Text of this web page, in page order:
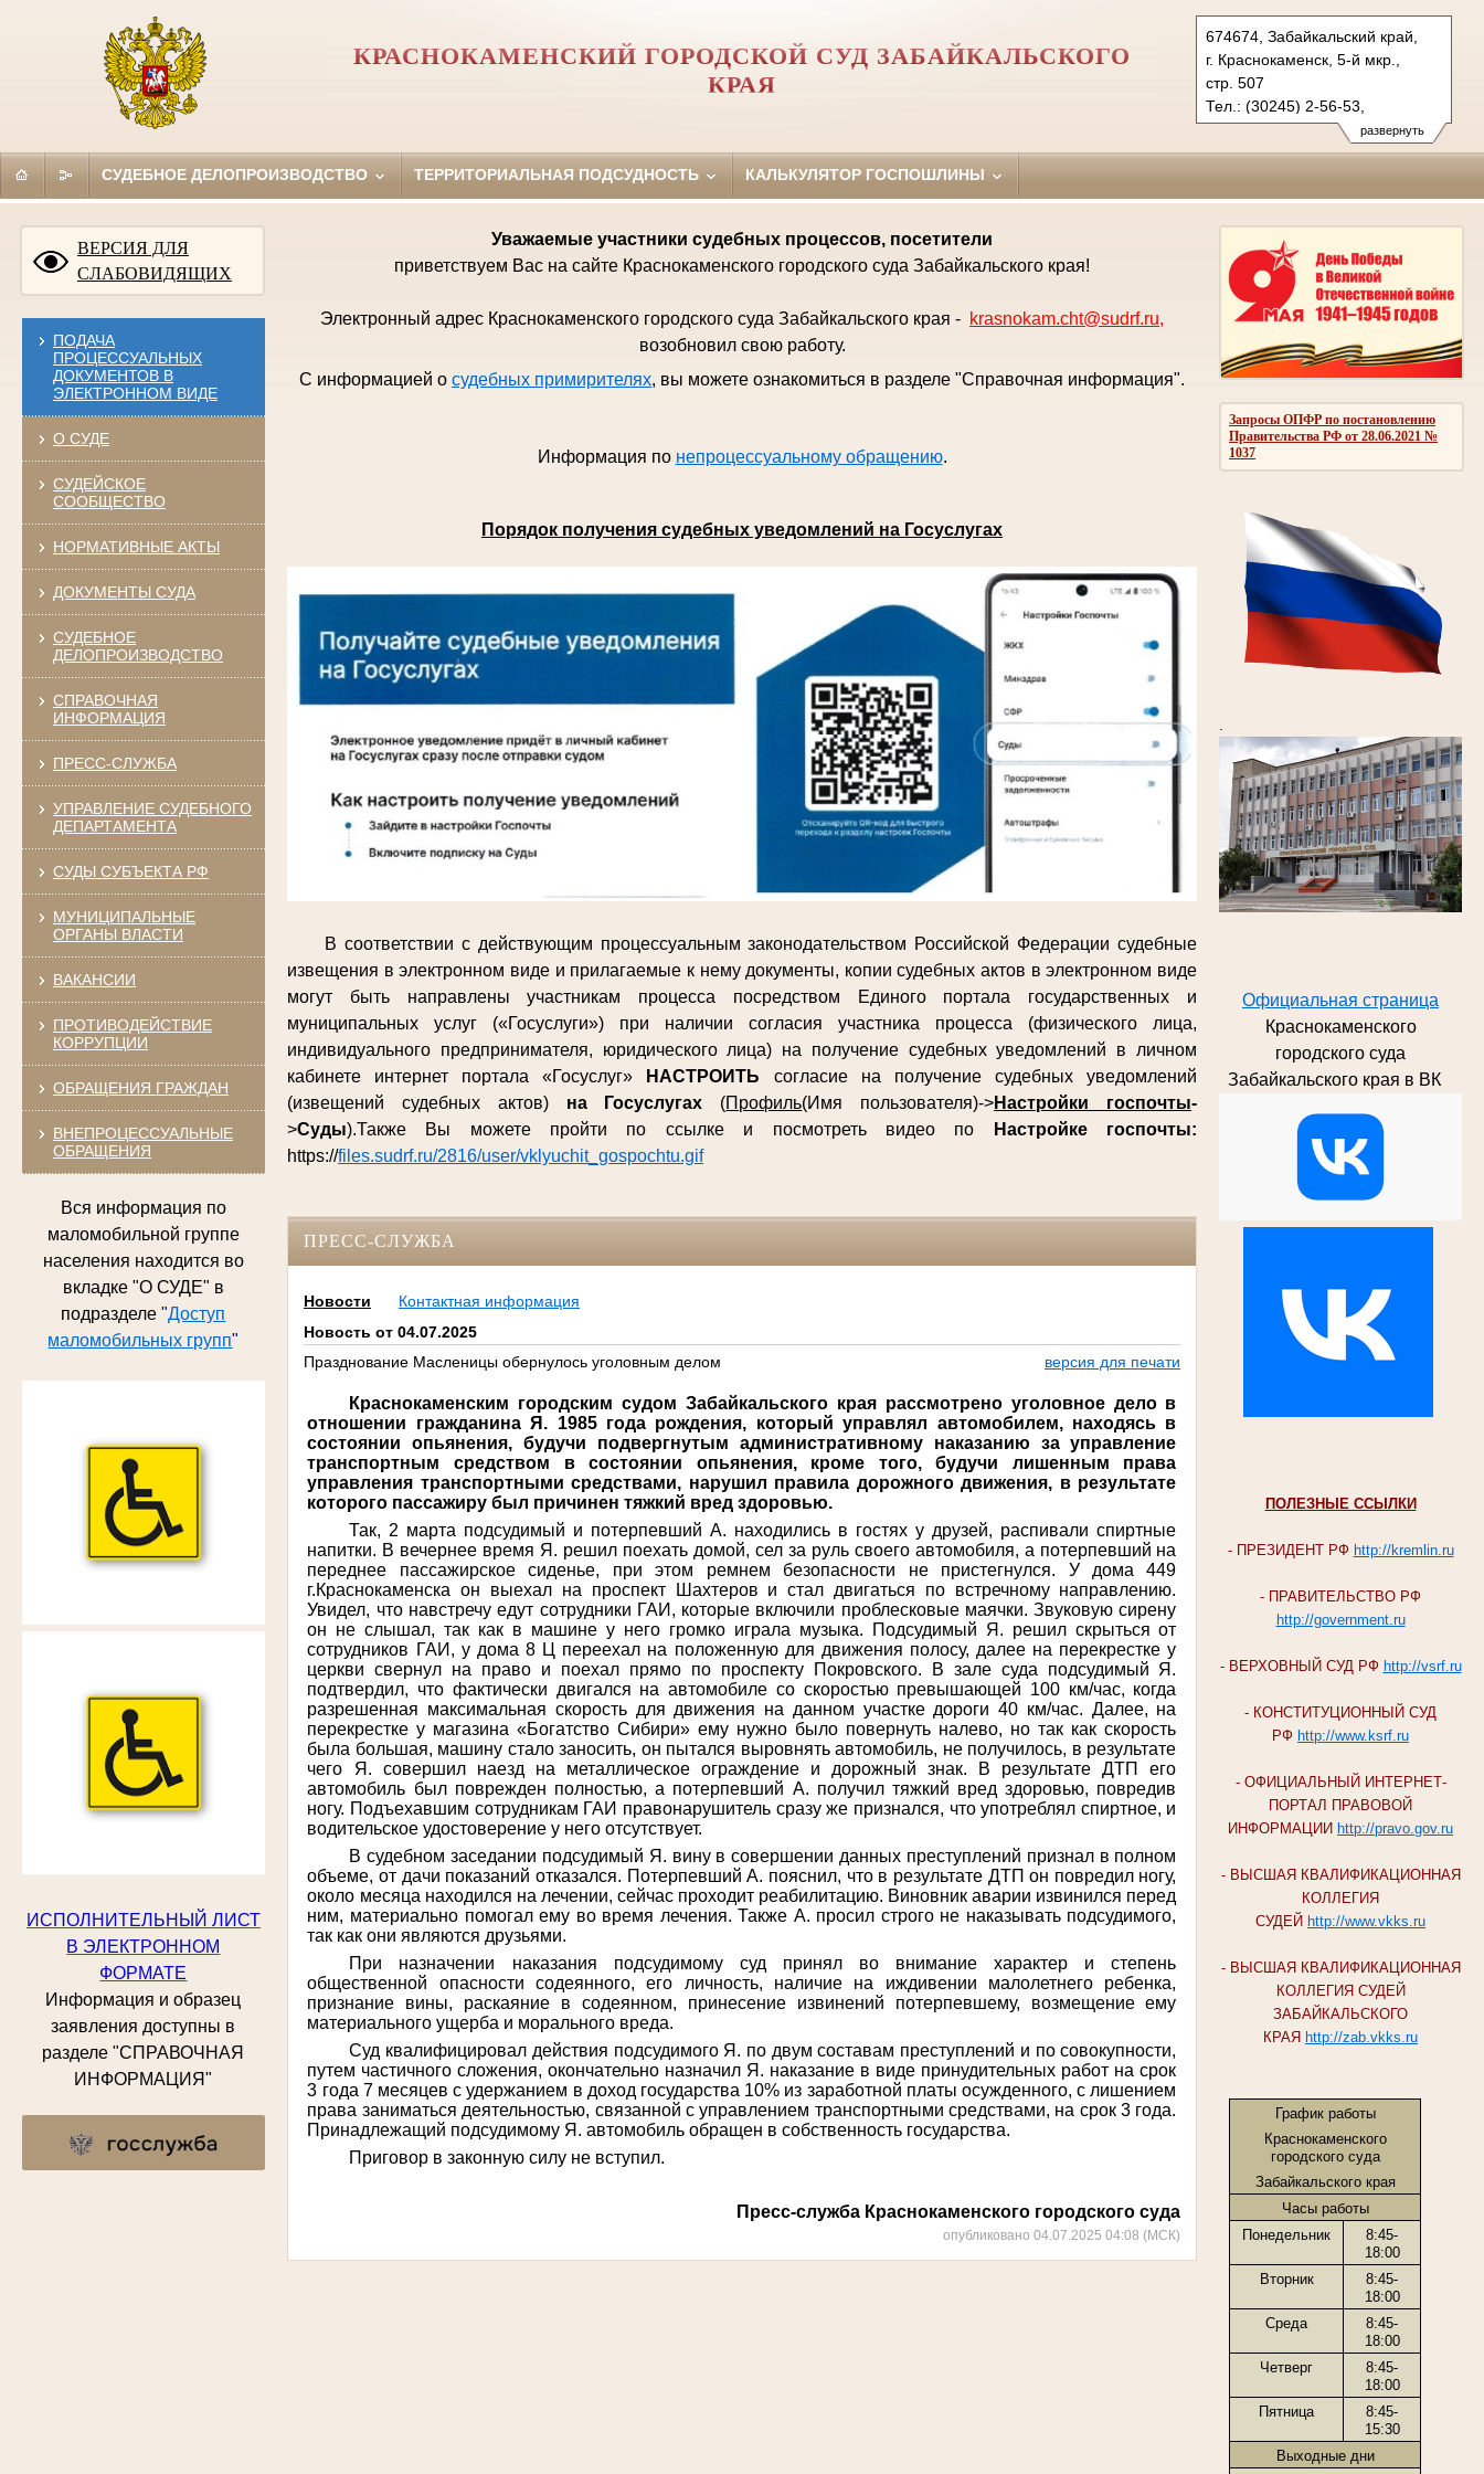
развернуть
674674, Забайкальский край,
г. Краснокаменск, 5-й мкр.,
стр. 507
Тел.: (30245) 2-56-53,
(3022) 23-83-71 (ф.)
krasnokam.cht@sudrf.ru
КРАСНОКАМЕНСКИЙ ГОРОДСКОЙ СУД ЗАБАЙКАЛЬСКОГО
КРАЯ
СУДЕБНОЕ ДЕЛОПРОИЗВОДСТВО ТЕРРИТОРИАЛЬНАЯ ПОДСУДНОСТЬ КАЛЬКУЛЯТОР ГОСПОШЛИНЫ
ВЕРСИЯ ДЛЯ
СЛАБОВИДЯЩИХ
ПОДАЧА
ПРОЦЕССУАЛЬНЫХ
ДОКУМЕНТОВ В
ЭЛЕКТРОННОМ ВИДЕ
О СУДЕ
СУДЕЙСКОЕ
СООБЩЕСТВО
НОРМАТИВНЫЕ АКТЫ
ДОКУМЕНТЫ СУДА
СУДЕБНОЕ
ДЕЛОПРОИЗВОДСТВО
СПРАВОЧНАЯ
ИНФОРМАЦИЯ
ПРЕСС-СЛУЖБА
УПРАВЛЕНИЕ СУДЕБНОГО
ДЕПАРТАМЕНТА
СУДЫ СУБЪЕКТА РФ
МУНИЦИПАЛЬНЫЕ
ОРГАНЫ ВЛАСТИ
ВАКАНСИИ
ПРОТИВОДЕЙСТВИЕ
КОРРУПЦИИ
ОБРАЩЕНИЯ ГРАЖДАН
ВНЕПРОЦЕССУАЛЬНЫЕ
ОБРАЩЕНИЯ
Вся информация по
маломобильной группе
населения находится во
вкладке "О СУДЕ" в
подразделе"Доступ
маломобильных групп"
ИСПОЛНИТЕЛЬНЫЙ ЛИСТ
В ЭЛЕКТРОННОМ
ФОРМАТЕ
Информация и образец
заявления доступны в
разделе "СПРАВОЧНАЯ
ИНФОРМАЦИЯ"
Запросы ОПФР по постановлению
Правительства РФ от 28.06.2021 №
1037
Официальная страница
Краснокаменского
городского суда
Забайкальского края в ВК
ПОЛЕЗНЫЕ ССЫЛКИ
- ПРЕЗИДЕНТ РФ http://kremlin.ru
- ПРАВИТЕЛЬСТВО РФ
http://government.ru
- ВЕРХОВНЫЙ СУД РФ http://vsrf.ru
- КОНСТИТУЦИОННЫЙ СУД
РФ http://www.ksrf.ru
- ОФИЦИАЛЬНЫЙ ИНТЕРНЕТ-
ПОРТАЛ ПРАВОВОЙ
ИНФОРМАЦИИ http://pravo.gov.ru
- ВЫСШАЯ КВАЛИФИКАЦИОННАЯ
КОЛЛЕГИЯ
СУДЕЙ http://www.vkks.ru
- ВЫСШАЯ КВАЛИФИКАЦИОННАЯ
КОЛЛЕГИЯ СУДЕЙ
ЗАБАЙКАЛЬСКОГО
КРАЯ http://zab.vkks.ru
График работы
Краснокаменского
городского суда
Забайкальского края
Часы работы
Понедельник
8:45-
18:00
Вторник
8:45-
18:00
Среда
8:45-
18:00
Четверг
8:45-
18:00
Пятница
8:45-
15:30
Выходные дни
Уважаемые участники судебных процессов, посетители
приветствуем Вас на сайте Краснокаменского городского суда Забайкальского края!
Электронный адрес Краснокаменского городского суда Забайкальского края - krasnokam.cht@sudrf.ru,
возобновил свою работу.
С информацией о судебных примирителях, вы можете ознакомиться в разделе "Справочная информация".
Информация по непроцессуальному обращению.
Порядок получения судебных уведомлений на Госуслугах
В соответствии с действующим процессуальным законодательством Российской Федерации судебные
извещения в электронном виде и прилагаемые к нему документы, копии судебных актов в электронном виде
могут быть направлены участникам процесса посредством Единого портала государственных и
муниципальных услуг («Госуслуги») при наличии согласия участника процесса (физического лица,
индивидуального предпринимателя, юридического лица) на получение судебных уведомлений в личном
кабинете интернет портала «Госуслуг»
НАСТРОИТЬ согласие на получение судебных уведомлений
(извещений судебных актов) на Госуслугах (Профиль(Имя пользователя)->Настройки госпочты-
>Суды).Также Вы можете пройти по ссылке и посмотреть видео по
Настройке госпочты:
https://files.sudrf.ru/2816/user/vklyuchit_gospochtu.gif
ПРЕСС-СЛУЖБА
Новости
Контактная информация
Новость от 04.07.2025
Празднование Масленицы обернулось уголовным делом
версия для печати
Краснокаменским городским судом Забайкальского края рассмотрено уголовное дело в
отношении гражданина Я. 1985 года рождения, который управлял автомобилем, находясь в
состоянии опьянения, будучи подвергнутым административному наказанию за управление
транспортным средством в состоянии опьянения, кроме того, будучи лишенным права
управления транспортными средствами, нарушил правила дорожного движения, в результате
которого пассажиру был причинен тяжкий вред здоровью.
Так, 2 марта подсудимый и потерпевший А. находились в гостях у друзей, распивали спиртные
напитки. В вечернее время Я. решил поехать домой, сел за руль своего автомобиля, а потерпевший на
переднее пассажирское сиденье, при этом ремнем безопасности не пристегнулся. У дома 449
г.Краснокаменска он выехал на проспект Шахтеров и стал двигаться по встречному направлению.
Увидел, что навстречу едут сотрудники ГАИ, которые включили проблесковые маячки. Звуковую сирену
он не слышал, так как в машине у него громко играла музыка. Подсудимый Я. решил скрыться от
сотрудников ГАИ, у дома 8 Ц переехал на положенную для движения полосу, далее на перекрестке у
церкви свернул на право и поехал прямо по проспекту Покровского. В зале суда подсудимый Я.
подтвердил, что фактически двигался на автомобиле со скоростью превышающей 100 км/час, когда
разрешенная максимальная скорость для движения на данном участке дороги 40 км/час. Далее, на
перекрестке у магазина «Богатство Сибири» ему нужно было повернуть налево, но так как скорость
была большая, машину стало заносить, он пытался выровнять автомобиль, не получилось, в результате
чего Я. совершил наезд на металлическое ограждение и дорожный знак. В результате ДТП его
автомобиль был поврежден полностью, а потерпевший А. получил тяжкий вред здоровью, повредив
ногу. Подъехавшим сотрудникам ГАИ правонарушитель сразу же признался, что употреблял спиртное, и
водительское удостоверение у него отсутствует.
В судебном заседании подсудимый Я. вину в совершении данных преступлений признал в полном
объеме, от дачи показаний отказался. Потерпевший А. пояснил, что в результате ДТП он повредил ногу,
около месяца находился на лечении, сейчас проходит реабилитацию. Виновник аварии извинился перед
ним, материально помогал ему во время лечения. Также А. просил строго не наказывать подсудимого,
так как они являются друзьями.
При назначении наказания подсудимому суд принял во внимание характер и степень
общественной опасности содеянного, его личность, наличие на иждивении малолетнего ребенка,
признание вины, раскаяние в содеянном, принесение извинений потерпевшему, возмещение ему
материального ущерба и морального вреда.
Суд квалифицировал действия подсудимого Я. по двум составам преступлений и по совокупности,
путем частичного сложения, окончательно назначил Я. наказание в виде принудительных работ на срок
3 года 7 месяцев с удержанием в доход государства 10% из заработной платы осужденного, с лишением
права заниматься деятельностью, связанной с управлением транспортными средствами, на срок 3 года.
П ринадлежащий подсудимому Я. автомобиль обращен в собственность государства.
Приговор в законную силу не вступил.
Пресс-служба Краснокаменского городского суда
опубликовано 04.07.2025 04:08 (МСК)